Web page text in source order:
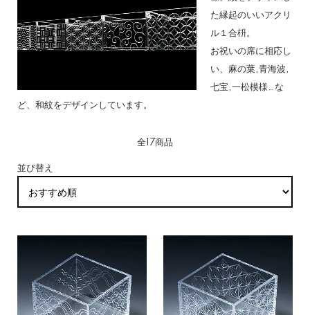
た縁起のいいアクリ
ル１合枡。
お祝いの席に相応し
い、麻の葉,青海波,
七宝,一松模様…な
ど、和紋をデザインしています。
全17商品
並び替え